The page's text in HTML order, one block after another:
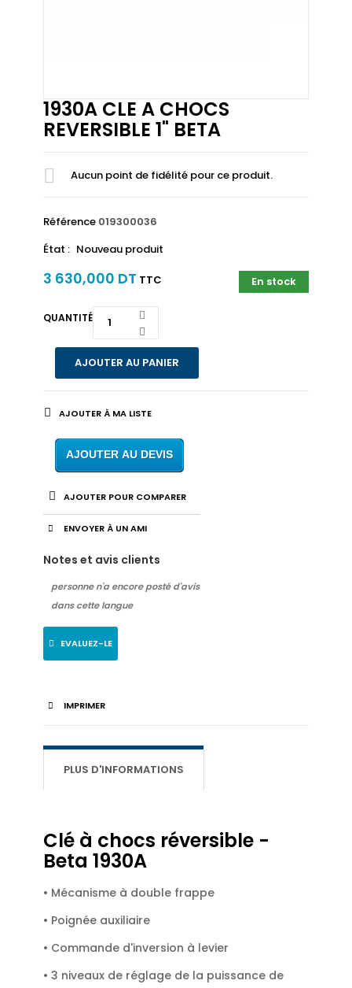
1930A CLE A CHOCS
REVERSIBLE 1" BETA
Aucun point de fidélité pour ce produit.
Référence 019300036
État : Nouveau produit
En stock
3 630,000 DT TTC
QUANTITÉ
AJOUTER AU PANIER
AJOUTER À MA LISTE
AJOUTER AU DEVIS
AJOUTER POUR COMPARER
ENVOYER À UN AMI
Notes et avis clients
personne n'a encore posté d'avis
dans cette langue
EVALUEZ-LE
IMPRIMER
PLUS D'INFORMATIONS
Clé à chocs réversible -
Beta 1930A
• Mécanisme à double frappe
• Poignée auxiliaire
• Commande d'inversion à levier
• 3 niveaux de réglage de la puissance de